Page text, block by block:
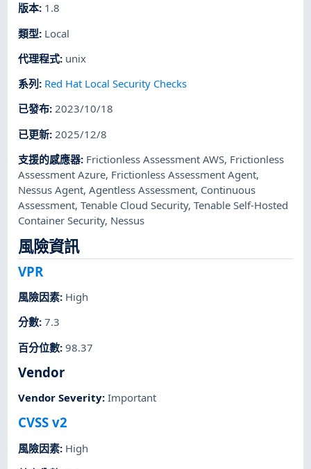
版本: 1.8
類型: Local
代理程式: unix
系列 : Red Hat Local Security Checks
已發布:2023/10/18
已更新: 2025/12/8
支援的感應器: Frictionless Assessment AWS, Frictionless
Assessment Azure, Frictionless Assessment Agent,
Nessus Agent,Agentless Assessment, Continuous
Assessment,Tenable Cloud Security,Tenable Self-Hosted
Container Security, Nessus
風險資訊
VPR
風險因素: High
分數:7.3
百分位數:98.37
Vendor
Vendor Severity:Important
CVSS v2
風險因素: High